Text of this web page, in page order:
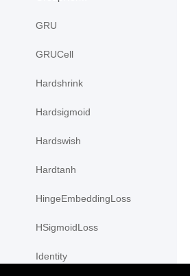
GRU
GRUCell
Hardshrink
Hardsigmoid
Hardswish
Hardtanh
HingeEmbeddingLoss
HSigmoidLoss
Identity